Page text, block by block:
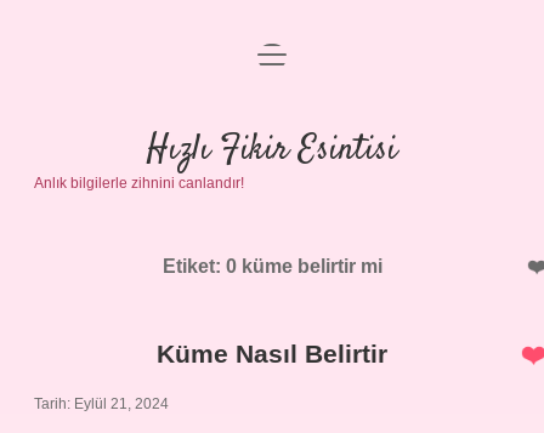
Anasayfa
Gizlilik Politikası
Yasal Uyarı
menüyü
Hızlı Fikir Esintisi
Anlık bilgilerle zihnini canlandır!
Etiket: 0 küme belirtir mi
Küme Nasıl Belirtir
Tarih: Eylül 21, 2024